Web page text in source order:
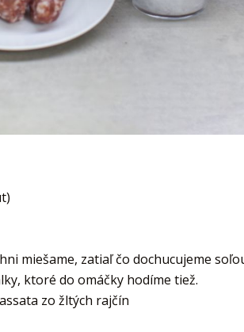
miešame, zatiaľ čo dochucujeme
ktoré do omáčky hodíme tiež.
zo žltých rajčín